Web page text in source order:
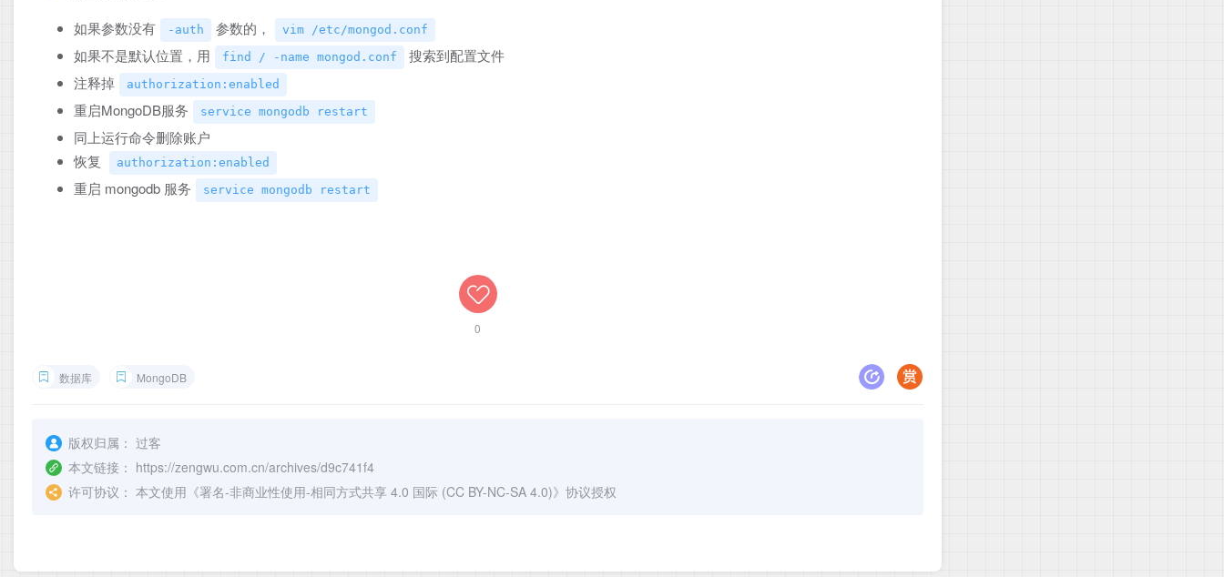
如果参数没有 -auth 参数的， vim /etc/mongod.conf
如果不是默认位置，用 find / -name mongod.conf
搜索到配置文件
注释掉
authorization:enabled
重启MongoDB服务 service mongodb restart
同上运行命令删除账户
恢复
authorization:enabled
重启 mongodb 服务 service mongodb restart
0
数据库 MongoDB
版权归属： 过客
本文链接： https://zengwu.com.cn/archives/d9c741f4
许可协议： 本文使用《署名-非商业性使用-相同方式共享 4.0 国际 (CC BY-NC-SA 4.0)》协议授权